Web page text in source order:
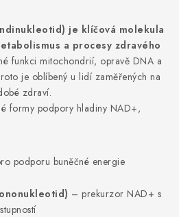
je klíčová molekula
a procesy zdravého
funkci mitochondrií, opravě DNA a
je oblíbený u lidí zaměřených na
zdraví.
formy podpory hladiny NAD+,
podporu buněčné energie
– prekurzor NAD+ s